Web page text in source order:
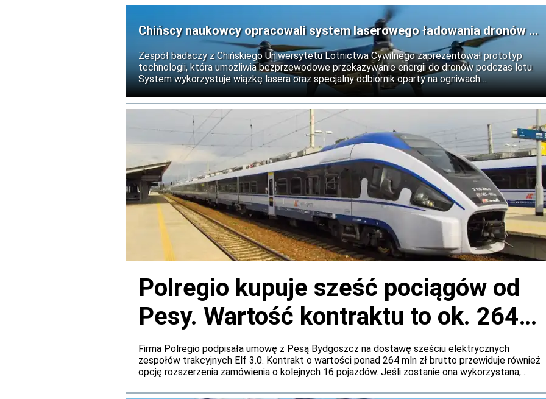
Chińscy naukowcy opracowali system laserowego ładowania dronów w
Zespół badaczy z Chińskiego Uniwersytetu Lotnictwa Cywilnego zaprezentował prototyp
technologii, która umożliwia bezprzewodowe przekazywanie energii do dronów podczas lotu.
System wykorzystuje wiązkę lasera oraz specjalny odbiornik oparty na ogniwach
perowskitowych i materiale termoelektrycznym. Rozwiązanie może w przyszłości wydłużyć
czas pracy bezzałogowych statków powietrznych.
Polregio kupuje sześć pociągów od
Pesy. Wartość kontraktu to ok. 264
mln zł
Firma Polregio podpisała umowę z Pesą Bydgoszcz na dostawę sześciu elektrycznych
zespołów trakcyjnych Elf 3.0. Kontrakt o wartości ponad 264 mln zł brutto przewiduje również
opcję rozszerzenia zamówienia o kolejnych 16 pojazdów. Jeśli zostanie ona wykorzystana,